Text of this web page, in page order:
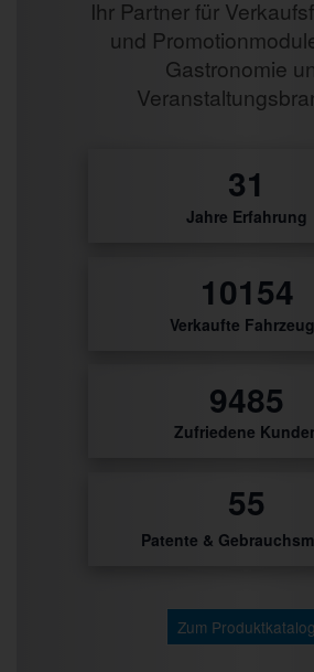
Ihr Partner für
und
Gastronomie
0
Jahre Erfahrung
3
Verkaufte
3
Zufriedene
0
Patente &
Zum Produktkatalog